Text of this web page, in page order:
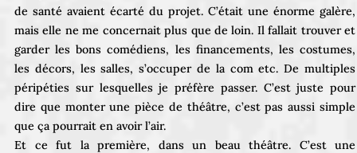
de santé avaient écarté du projet. C’était une énorme galère,
mais elle ne me concernait plus que de loin. Il fallait trouver et
garder les bons comédiens, les financements, les costumes,
les décors, les salles, s’occuper de la com etc. De multiples
péripéties sur lesquelles je préfère passer. C’est juste pour
dire que monter une pièce de théâtre, c’est pas aussi simple
que ça pourrait en avoir l’air.
Et ce fut la première, dans un beau théâtre. C’est une